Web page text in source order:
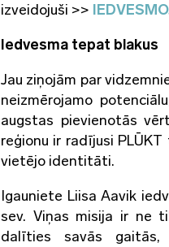
izveidojuši >>
Iedvesma tepat blakus
Jau ziņojām par
neizmērojamo
augstas pievienotās
reģionu ir radījusi
vietējo identitāti.
Igauniete Liisa Aavik
sev. Viņas misija ir ne
dalīties savās